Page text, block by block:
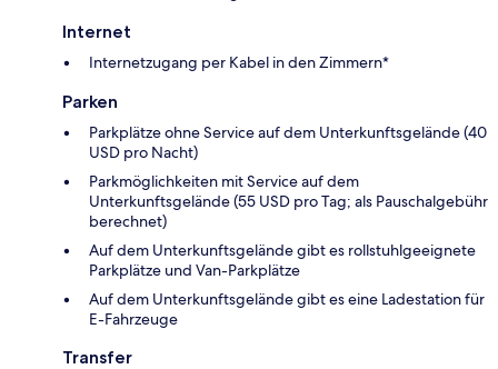
Internet
Internetzugang per Kabel in den Zimmern*
Parken
Parkplätze ohne Service auf dem Unterkunftsgelände (40
USD pro Nacht)
Parkmöglichkeiten mit Service auf dem
Unterkunftsgelände (55 USD pro Tag; als Pauschalgebühr
berechnet)
Auf dem Unterkunftsgelände gibt es rollstuhlgeeignete
Parkplätze und Van-Parkplätze
Auf dem Unterkunftsgelände gibt es eine Ladestation für
E-Fahrzeuge
Transfer